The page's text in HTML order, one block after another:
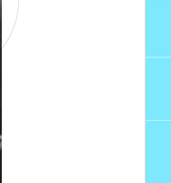
Disciplinary)